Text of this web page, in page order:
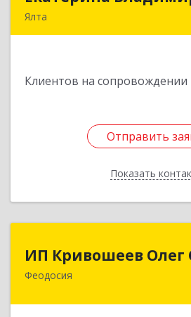
Ялта
Клиентов на сопровождении
Отправить
Показать
Отправить
Назад
ИП Кривошеев Олег
Феодосия